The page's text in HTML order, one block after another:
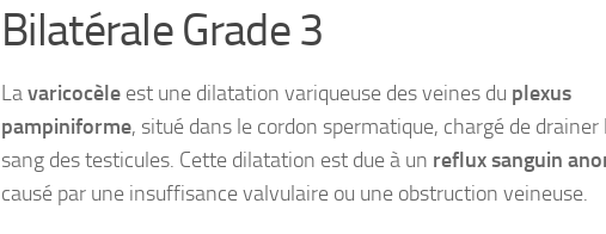
Bilatérale Grade 3
Lavaricocèle est une dilatation variqueuse des veines du plexus
pampiniforme, situé dans le cordon spermatique, chargé de drainer
sang des testicules. Cette dilatation est due à un reflux sanguin
causé par une insuffisance valvulaire ou une obstruction veineuse.